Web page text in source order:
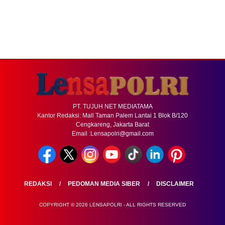
PT. TUJUH NET MEDIATAMA
Kantor Redaksi: Mall Taman Palem Lantai 1 Blok B/120
Cengkareng, Jakarta Barat
Email :Lensapolri@gmail.com
REDAKSI PEDOMAN MEDIA SIBER DISCLAIMER
COPYRIGHT © 2026 LENSAPOLRI - ALL RIGHTS RESERVED